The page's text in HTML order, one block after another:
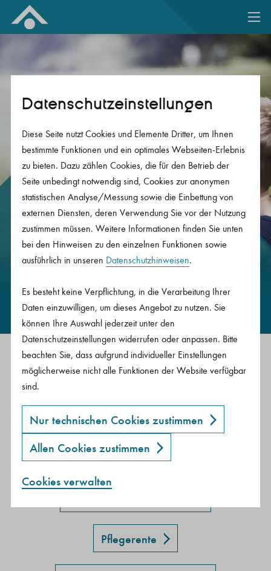
Zum Inhalt springen
Allgemeine FAQs.
Wenn es um die persönliche Vorsorge
geht, ergeben sich viele Fragen zu
Versicherungen und Leistungen. Hier finden Sie
Antworten auf die am häufigsten gestellten Fragen.
Schnellauswahl
Private Altersvorsorge
Berufsunfähigkeit
Pflegerente
Datenschutz­einstellungen
Diese Seite nutzt Cookies und Elemente Dritter, um Ihnen
bestimmte Funktionen und ein optimales Webseiten-Erlebnis
zu bieten. Dazu zählen Cookies, die für den Betrieb der
Seite unbedingt notwendig sind, Cookies zur anonymen
statistischen Analyse/Messung sowie die Einbettung von
externen Diensten, deren Verwendung Sie vor der Nutzung
zustimmen müssen. Weitere Informationen finden Sie unten
bei den Hinweisen zu den einzelnen Funktionen sowie
ausführlich in unseren Datenschutzhinweisen.
Es besteht keine Verpflichtung, in die Verarbeitung Ihrer
Daten einzuwilligen, um dieses Angebot zu nutzen. Sie
können Ihre Auswahl jederzeit unter den
Datenschutzeinstellungen widerrufen oder anpassen. Bitte
beachten Sie, dass aufgrund individueller Einstellungen
möglicherweise nicht alle Funktionen der Website verfügbar
sind.
Nur technischen Cookies zustimmen
Allen Cookies zustimmen
Cookies verwalten